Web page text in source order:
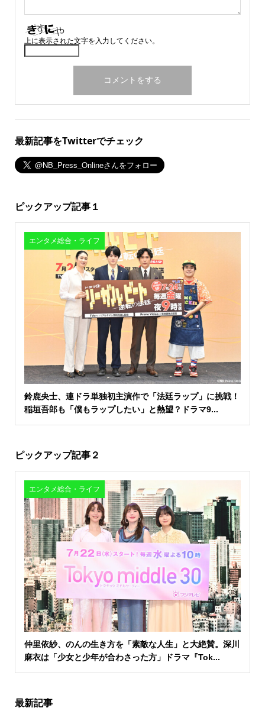
上に表示された文字を入力してください。
最新記事をTwitterでチェック
ピックアップ記事１
エンタメ総合・ライフ
鈴鹿央士、連ドラ単独初主演作で「法廷ラップ」に挑戦！
稲垣吾郎も「僕もラップしたい」と熱望？ドラマ9...
ピックアップ記事２
エンタメ総合・ライフ
仲里依紗、のんの生き方を「素敵な人生」と大絶賛。深川
麻衣は「少女と少年が合わさった方」ドラマ『Tok...
最新記事